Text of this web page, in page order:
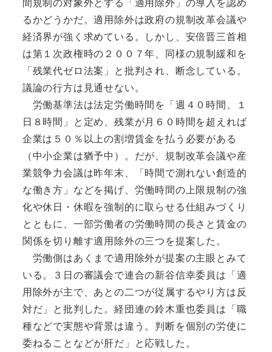
るかどうかだ。適用除外は政府の規制改革会議や
経済界が強く求めている。しかし、安倍晋三首相
は第１次政権時の２００７年、同様の規制緩和を
「残業代ゼロ法案」と批判され、断念している。
議論の行方は見通せない。
労働基準法は法定労働時間を「週４０時間、１
日８時間」と定め、残業が月６０時間を超えれば
企業は５０％以上の割増賃金を払う必要がある
（中小企業は猶予中）。だが、規制改革会議や産
業競争力会議は昨年末、「時間で測れない創造的
な働き方」などを掲げ、労働時間の上限規制の強
化や休日・休暇を強制的に取らせる仕組みづくり
とともに、一部労働者の労働時間の長さと賃金の
関係を切り離す適用除外の三つを提案した。
労働側はあくまで適用除外が提案の主眼とみて
いる。３日の審議会で連合の新谷信幸委員は「適
用除外が主で、あとの二つが従属するやり方は反
対だ」と批判した。経団連の鈴木重也委員は「職
種などで実態や背景は違う。判断を個別の労使に
委ねることなどが肝だ」と応戦した。